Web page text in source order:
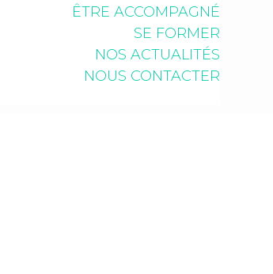
ÊTRE ACCOMPAGNÉ
SE FORMER
NOS ACTUALITÉS
NOUS CONTACTER